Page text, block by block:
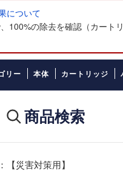
について
100%の除去を確認（カート
リー 本体 カートリッジ
商品検索
【災害対策用】